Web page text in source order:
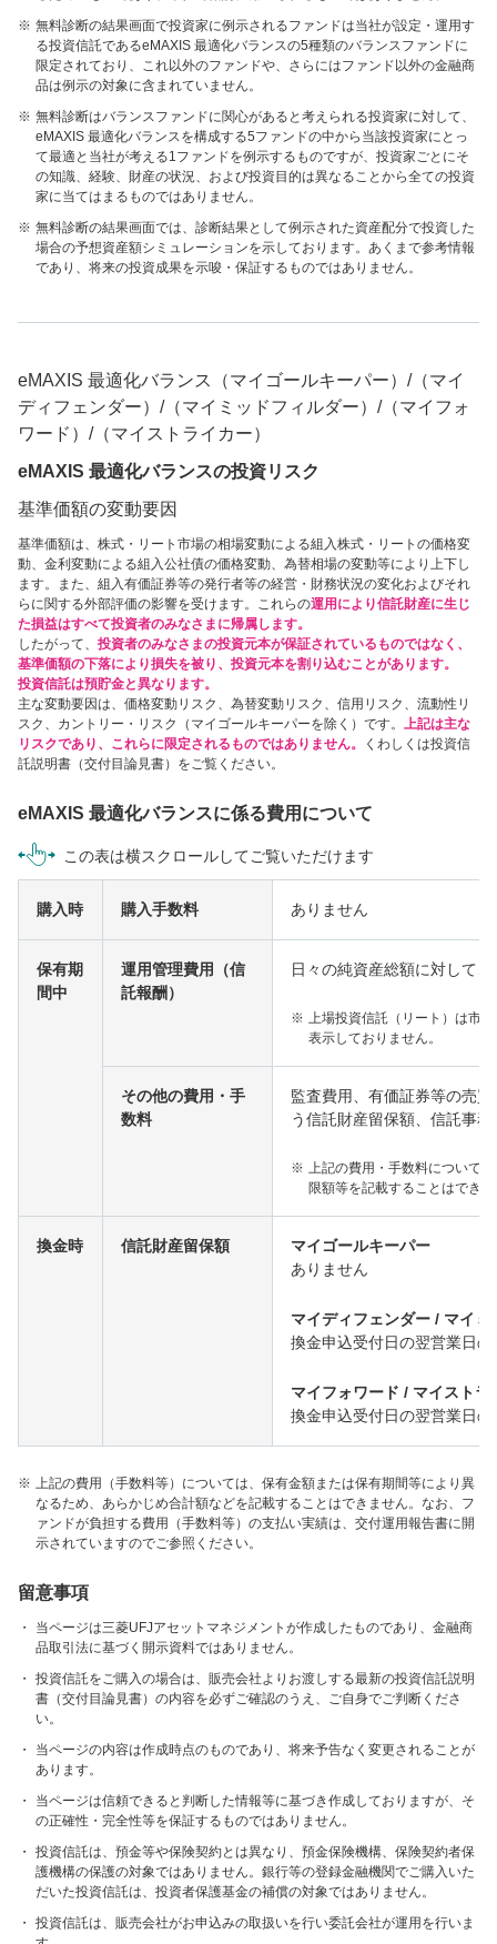
※ 無料診断の結果画面で投資家に例示されるファンドは当社が設定・運用す
る投資信託であるeMAXIS 最適化バランスの5種類のバランスファンドに
限定されており、これ以外のファンドや、さらにはファンド以外の金融商
品は例示の対象に含まれていません。
※ 無料診断はバランスファンドに関心があると考えられる投資家に対して、
eMAXIS 最適化バランスを構成する5ファンドの中から当該投資家にとっ
て最適と当社が考える1ファンドを例示するものですが、投資家ごとにそ
の知識、経験、財産の状況、および投資目的は異なることから全ての投資
家に当てはまるものではありません。
※ 無料診断の結果画面では、診断結果として例示された資産配分で投資した
場合の予想資産額シミュレーションを示しております。あくまで参考情報
であり、将来の投資成果を示唆・保証するものではありません。
eMAXIS 最適化バランス（マイゴールキーパー）/（マイ
ディフェンダー）/（マイミッドフィルダー）/（マイフォ
ワード）/（マイストライカー）
eMAXIS 最適化バランスの投資リスク
基準価額の変動要因
基準価額は、株式・リート市場の相場変動による組入株式・リートの価格変
動、金利変動による組入公社債の価格変動、為替相場の変動等により上下し
ます。また、組入有価証券等の発行者等の経営・財務状況の変化およびそれ
らに関する外部評価の影響を受けます。これらの運用により信託財産に生じ
た損益はすべて投資者のみなさまに帰属します。
したがって、 投資者のみなさまの投資元本が保証されているものではなく、
基準価額の下落により損失を被り、投資元本を割り込むことがあります。
投資信託は預貯金と異なります。
主な変動要因は、価格変動リスク、為替変動リスク、信用リスク、流動性リ
スク、カントリー・リスク（マイゴールキーパーを除く）です。 上記は主な
リスクであり、これらに限定されるものではありません。
くわしくは投資信
託説明書（交付目論見書）をご覧ください。
eMAXIS 最適化バランスに係る費用について
この表は横スクロールしてご覧いただけます
購入時 購入手数料 ありません
保有期
間中
運用管理費用（信
託報酬）
日々の純資産総額に対して、
※ 上場投資信託（リート）は市
表示しておりません。
その他の費用・手
数料
監査費用、有価証券等の売
う信託財産留保額、信託事
※ 上記の費用・手数料について
限額等を記載することはでき
換金時 信託財産留保額
マイゴールキーパー
ありません
マイディフェンダー / マイミ
換金申込受付日の翌営業日の
マイフォワード / マイストラ
換金申込受付日の翌営業日の
※ 上記の費用（手数料等）については、保有金額または保有期間等により異
なるため、あらかじめ合計額などを記載することはできません。なお、フ
ァンドが負担する費用（手数料等）の支払い実績は、交付運用報告書に開
示されていますのでご参照ください。
留意事項
・
当ページは三菱UFJアセットマネジメントが作成したものであり、金融商
品取引法に基づく開示資料ではありません。
・
投資信託をご購入の場合は、販売会社よりお渡しする最新の投資信託説明
書（交付目論見書）の内容を必ずご確認のうえ、ご自身でご判断くださ
い。
・
当ページの内容は作成時点のものであり、将来予告なく変更されることが
あります。
・
当ページは信頼できると判断した情報等に基づき作成しておりますが、そ
の正確性・完全性等を保証するものではありません。
・
投資信託は、預金等や保険契約とは異なり、預金保険機構、保険契約者保
護機構の保護の対象ではありません。銀行等の登録金融機関でご購入いた
だいた投資信託は、投資者保護基金の補償の対象ではありません。
・
投資信託は、販売会社がお申込みの取扱いを行い委託会社が運用を行いま